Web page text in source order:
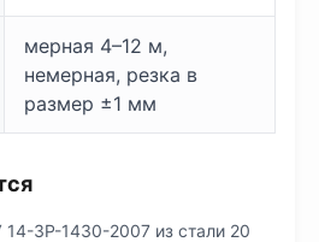
мерная 4–12 м,
немерная, резка в
размер ±1 мм
3Р-1430-2007 из стали 20